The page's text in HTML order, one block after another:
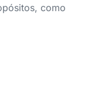
como